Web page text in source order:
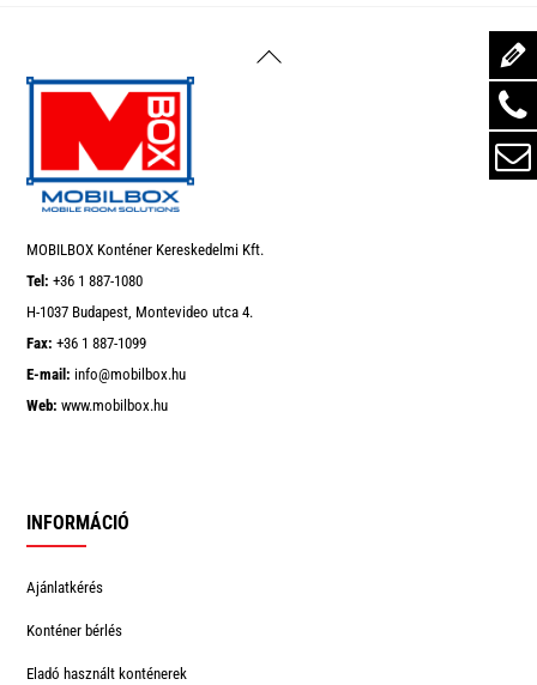
Back
MOBILBOX Konténer Kereskedelmi Kft.
Tel: +36 1 887-1080
H-1037 Budapest, Montevideo utca 4.
Fax: +36 1 887-1099
E-mail: info@mobilbox.hu
Web: www.mobilbox.hu
INFORMÁCIÓ
Ajánlatkérés
Konténer bérlés
Eladó használt konténerek